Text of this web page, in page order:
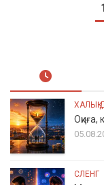
ХАЛЫҚ
Оқиға,
СЛЕНГ